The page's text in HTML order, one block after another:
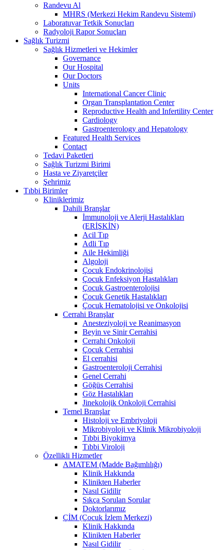
Randevu Al
MHRS (Merkezi Hekim Randevu Sistemi)
Laboratuvar Tetkik Sonuçları
Radyoloji Rapor Sonuçları
Sağlık Turizmi
Sağlık Hizmetleri ve Hekimler
Governance
Our Hospital
Our Doctors
Units
International Cancer Clinic
Organ Transplantation Center
Reproductive Health and Infertility Center
Cardiology
Gastroenterology and Hepatology
Featured Health Services
Contact
Tedavi Paketleri
Sağlık Turizmi Birimi
Hasta ve Ziyaretçiler
Şehrimiz
Tıbbi Birimler
Kliniklerimiz
Dahili Branşlar
İmmunoloji ve Alerji Hastalıkları
(ERİŞKİN)
Acil Tıp
Adli Tıp
Aile Hekimliği
Algoloji
Çocuk Endokrinolojisi
Çocuk Enfeksiyon Hastalıkları
Çocuk Gastroenterolojisi
Çocuk Genetik Hastalıkları
Çocuk Hematolojisi ve Onkolojisi
Cerrahi Branşlar
Anesteziyoloji ve Reanimasyon
Beyin ve Sinir Cerrahisi
Cerrahi Onkoloji
Çocuk Cerrahisi
El cerrahisi
Gastroenteroloji Cerrahisi
Genel Cerrahi
Göğüs Cerrahisi
Göz Hastalıkları
Jinekolojik Onkoloji Cerrahisi
Temel Branşlar
Histoloji ve Embriyoloji
Mikrobiyoloji ve Klinik Mikrobiyoloji
Tıbbi Biyokimya
Tıbbi Viroloji
Özellikli Hizmetler
AMATEM (Madde Bağımlılığı)
Klinik Hakkında
Klinikten Haberler
Nasıl Gidilir
Sıkça Sorulan Sorular
Doktorlarımız
ÇİM (Çocuk İzlem Merkezi)
Klinik Hakkında
Klinikten Haberler
Nasıl Gidilir